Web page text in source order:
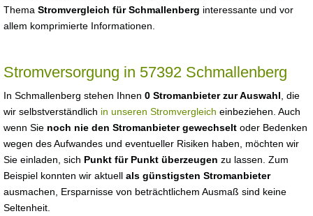
Thema Stromvergleich für Schmallenberg interessante und vor
allem komprimierte Informationen.
Stromversorgung in 57392 Schmallenberg
In Schmallenberg stehen Ihnen 0 Stromanbieter zur Auswahl , die
wir selbstverständlich in unseren Stromvergleich einbeziehen. Auch
wenn Sie noch nie den Stromanbieter gewechselt oder Bedenken
wegen des Aufwandes und eventueller Risiken haben, möchten wir
Sie einladen, sich Punkt für Punkt überzeugen zu lassen. Zum
Beispiel konnten wir aktuell als günstigsten Stromanbieter
ausmachen, Ersparnisse von beträchtlichem Ausmaß sind keine
Seltenheit.